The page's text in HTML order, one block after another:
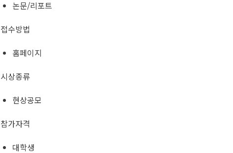
논문/리포트
접수방법
홈페이지
시상종류
현상공모
참가자격
대학생